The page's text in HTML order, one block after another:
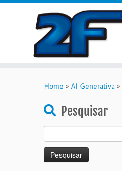
Home » AI Generativa »
Pesquisar
por: